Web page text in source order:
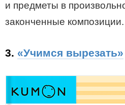
и предметы в
законченные композиции.
3. «Учимся вырезать»